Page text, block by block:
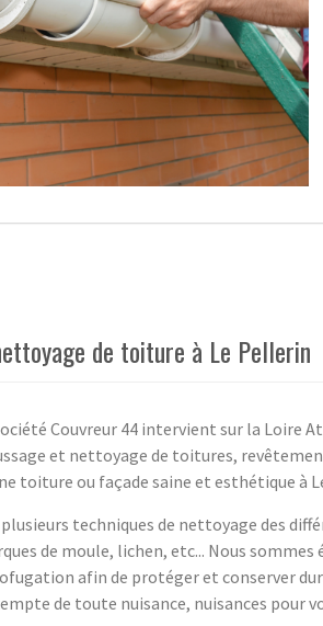
de toiture à Le Pellerin
Couvreur 44 intervient sur la Loire
et nettoyage de toitures,
toiture ou façade saine et esthétique à
techniques de nettoyage des
de moule, lichen, etc... Nous
afin de protéger et conserver
de toute nuisance, nuisances pour